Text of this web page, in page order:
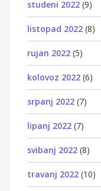
studeni 2022 (9)
listopad 2022 (8)
rujan 2022 (5)
kolovoz 2022 (6)
srpanj 2022 (7)
lipanj 2022 (7)
svibanj 2022 (8)
travanj 2022 (10)